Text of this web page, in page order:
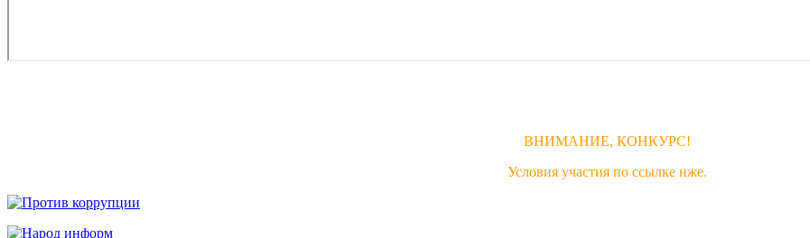
ВНИМАНИЕ, КОНКУРС!
Условия участия по ссылке нже.